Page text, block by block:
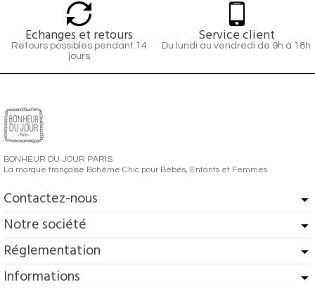
Echanges et retours
Retours possibles pendant 14
jours
Service client
Du lundi au vendredi de 9h à 18h
BONHEUR DU JOUR PARIS
La marque française Bohème Chic pour Bébés, Enfants et Femmes
Contactez-nous
Notre société
Réglementation
Informations